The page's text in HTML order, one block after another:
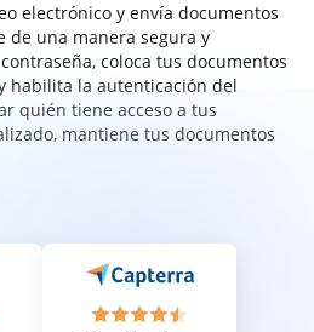
electrónico y envía documentos
de una manera segura y
coloca tus documentos
habilita la autenticación del
quién tiene acceso a tus
mantiene tus documentos